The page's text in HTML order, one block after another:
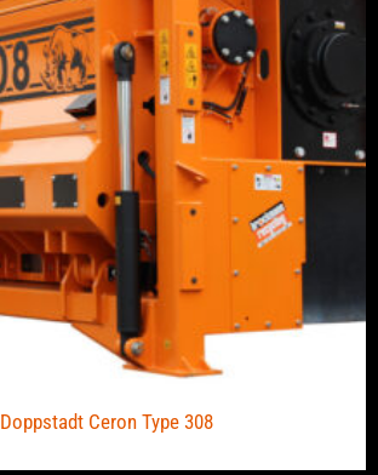
Doppstadt Ceron Type 308